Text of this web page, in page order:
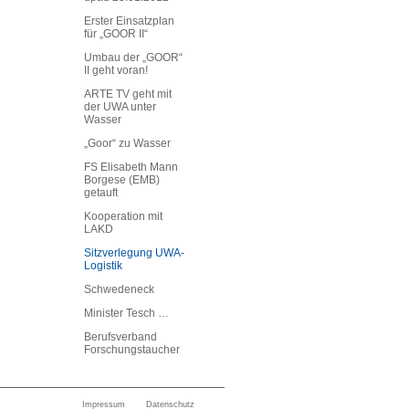
Erster Einsatzplan
für „GOOR II“
Umbau der „GOOR“
II geht voran!
ARTE TV geht mit
der UWA unter
Wasser
„Goor“ zu Wasser
FS Elisabeth Mann
Borgese (EMB)
getauft
Kooperation mit
LAKD
Sitzverlegung UWA-
Logistik
Schwedeneck
Minister Tesch …
Berufsverband
Forschungstaucher
Impressum Datenschutz